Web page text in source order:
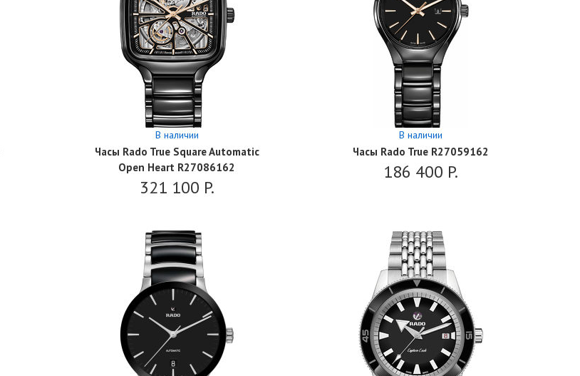
В наличии
Часы Rado True Square Automatic
Open Heart R27086162
321 100 P.
В наличии
Часы Rado True R27059162
186 400 P.